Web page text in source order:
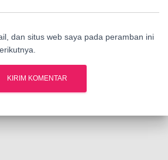
dan situs web saya pada peramban ini